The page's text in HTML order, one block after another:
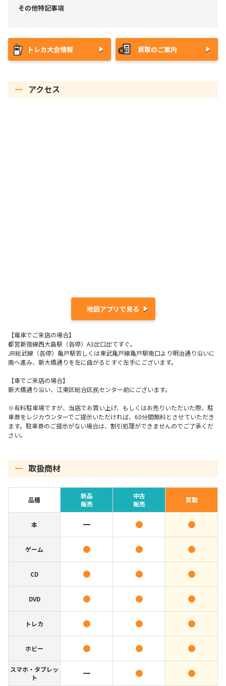
その他特記事項
トレカ大会情報 買取のご案内
アクセス
地図アプリで見る
【電車でご来店の場合】
都営新宿線西大島駅（各停）A3出口出てすぐ。
JR総武線（各停）亀戸駅若しくは東武亀戸線亀戸駅南口より明治通り沿いに
南へ進み、新大橋通りを左に曲がるとすぐ左手にございます。
【車でご来店の場合】
新大橋通り沿い、江東区総合区民センター前にございます。
※有料駐車場ですが、当店でお買い上げ、もしくはお売りいただいた際、駐
車券をレジカウンターでご提示いただければ、60分間無料とさせていただき
ます。駐車券のご提示がない場合は、割引処理ができませんのでご了承くだ
さい。
取扱商材
品種
新品
販売
中古
販売
買取
本
ゲーム
CD
DVD
トレカ
ホビー
スマホ・タブレッ
ト